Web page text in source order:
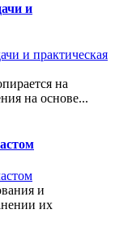
и
на
на основе...
и
их